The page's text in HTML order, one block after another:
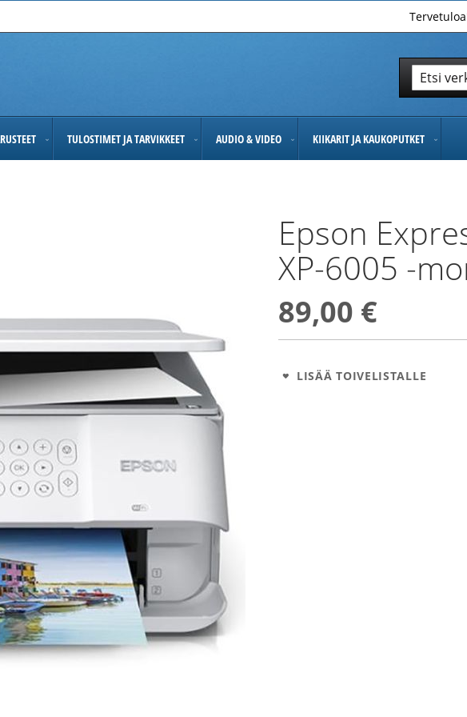
Hae
TULOSTIMET JA TARVIKKEET AUDIO & VIDEO KIIKARIT JA KAUKOPUTKET
Epson
XP-6005 -
89,00 €
LISÄÄ TOIVELISTALLE